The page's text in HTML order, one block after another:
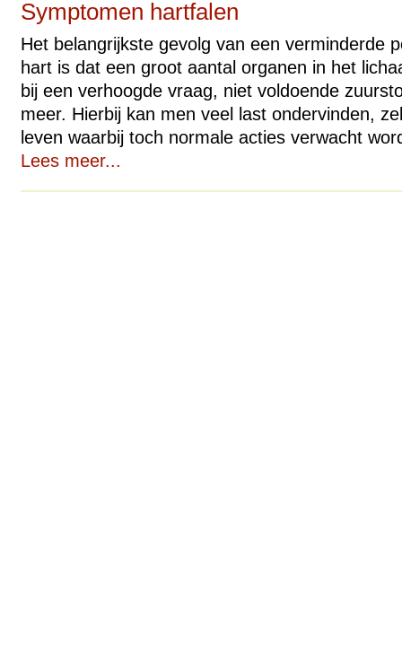
Symptomen hartfalen
Het belangrijkste gevolg van een verminderde
hart is dat een groot aantal organen in het
bij een verhoogde vraag, niet voldoende
meer. Hierbij kan men veel last ondervinden,
leven waarbij toch normale acties verwacht
Lees meer...